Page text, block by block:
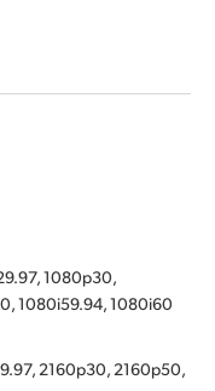
1080p30,
1080i59.94, 1080i60
2160p30, 2160p50,